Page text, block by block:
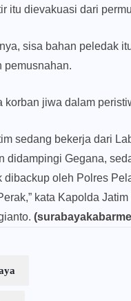
itu dievakuasi dari
sisa bahan peledak
pemusnahan.
korban jiwa dalam
sedang bekerja dari
didampingi Gegana,
dibackup oleh Polres
kata Kapolda Jatim